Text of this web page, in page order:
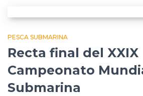
PESCA SUBMARINA
Recta final del XXIX
Campeonato
Submarina